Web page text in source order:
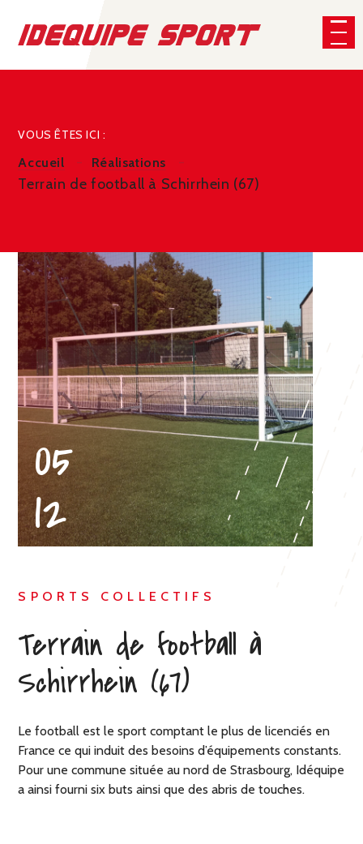
VOUS ÊTES ICI :
Accueil Réalisations
Terrain de football à Schirrhein (67)
05
12
SPORTS COLLECTIFS
Terrain de football à
Schirrhein (67)
Le football est le sport comptant le plus de licenciés en
France ce qui induit des besoins d’équipements constants.
Pour une commune située au nord de Strasbourg, Idéquipe
a ainsi fourni six buts ainsi que des abris de touches.